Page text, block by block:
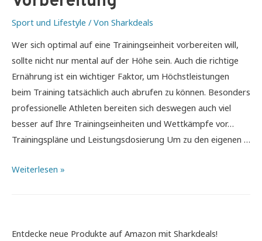
Sport und Lifestyle / Von Sharkdeals
Wer sich optimal auf eine Trainingseinheit vorbereiten will,
sollte nicht nur mental auf der Höhe sein. Auch die richtige
Ernährung ist ein wichtiger Faktor, um Höchstleistungen
beim Training tatsächlich auch abrufen zu können. Besonders
professionelle Athleten bereiten sich deswegen auch viel
besser auf Ihre Trainingseinheiten und Wettkämpfe vor…
Trainingspläne und Leistungsdosierung Um zu den eigenen …
Trainieren
–
Weiterlesen »
Entdecke neue Produkte auf Amazon mit Sharkdeals!